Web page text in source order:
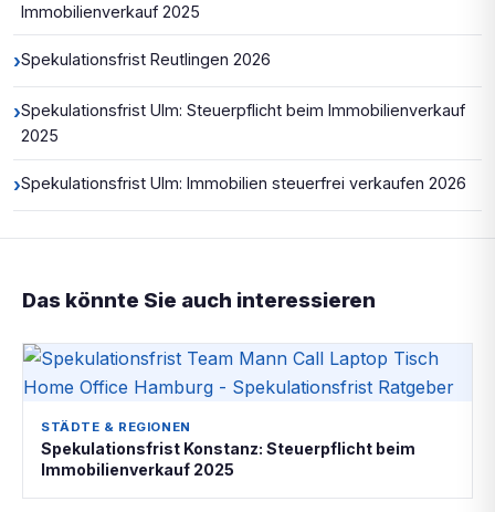
Immobilienverkauf 2025
›Spekulationsfrist Reutlingen 2026
›Spekulationsfrist Ulm: Steuerpflicht beim Immobilienverkauf
2025
›Spekulationsfrist Ulm: Immobilien steuerfrei verkaufen 2026
Das könnte Sie auch interessieren
STÄDTE & REGIONEN
Spekulationsfrist Konstanz: Steuerpflicht beim
Immobilienverkauf 2025